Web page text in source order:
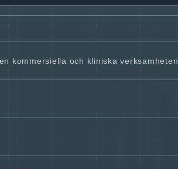
kommersiella och kliniska verksamheten